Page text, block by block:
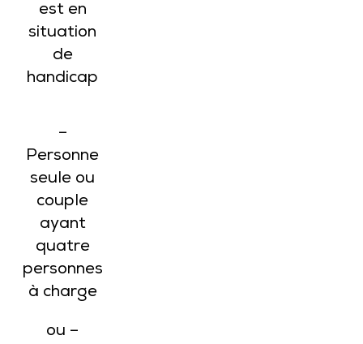
est en
situation
de
handicap
–
Personne
seule ou
couple
ayant
quatre
personnes
à charge
ou –